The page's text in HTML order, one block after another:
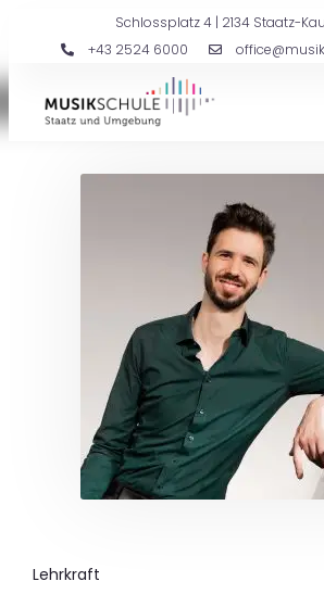
Schlossplatz 4 | 2134 Staatz-
+43 2524 6000
Lehrkraft